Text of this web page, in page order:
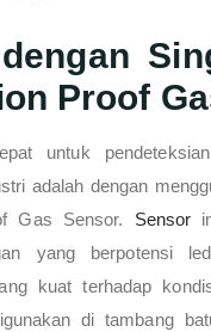
Proof
untuk
adalah dengan
Gas Sensor. Sensor
yang berpotensi
kuat terhadap
di tambang